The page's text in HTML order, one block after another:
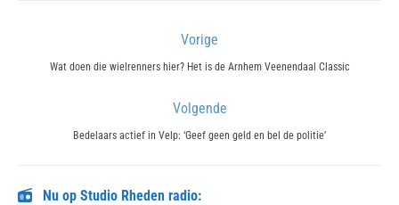
navigatie
Vorige
Previous
Wat doen die wielrenners hier? Het is de Arnhem Veenendaal Classic
Volgende
Next
Bedelaars actief in Velp: ‘Geef geen geld en bel de politie’
Nu op Studio Rheden radio: